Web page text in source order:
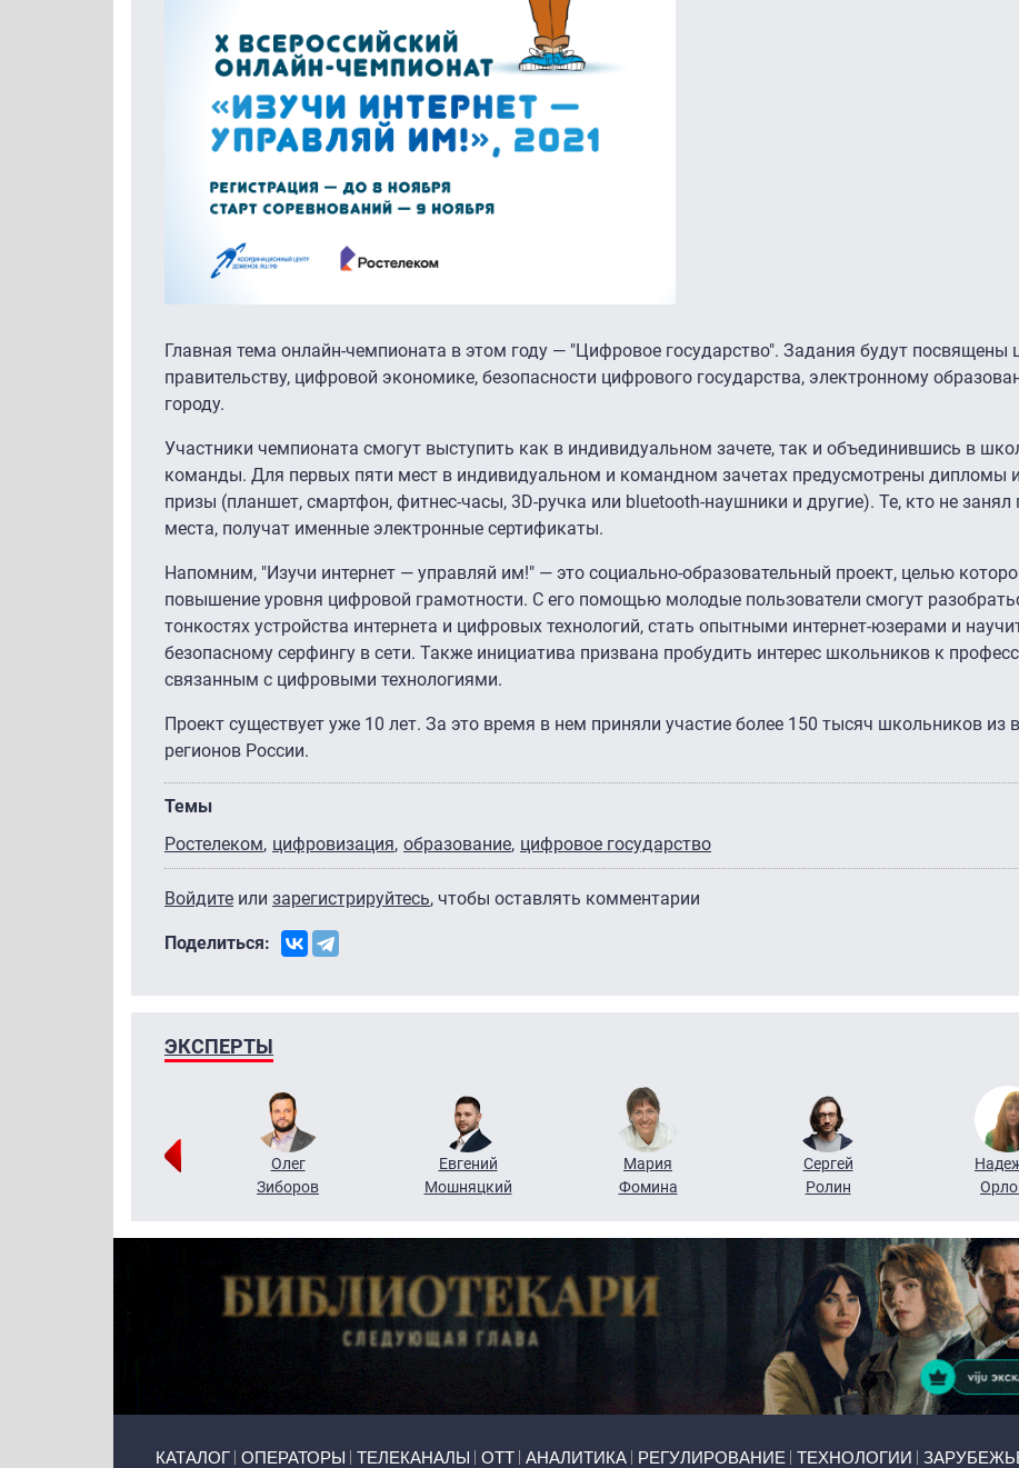
Главная тема онлайн-чемпионата в этом году — "Цифровое государство". Задания будут посвящены
правительству, цифровой экономике, безопасности цифрового государства, электронному
городу.
Участники чемпионата смогут выступить как в индивидуальном зачете, так и объединившись в
команды. Для первых пяти мест в индивидуальном и командном зачетах предусмотрены дипломы
призы (планшет, смартфон, фитнес-часы, 3D-ручка или bluetooth-наушники и другие). Те, кто не занял
места, получат именные электронные сертификаты.
Напомним, "Изучи интернет — управляй им!" — это социально-образовательный проект, целью
повышение уровня цифровой грамотности. С его помощью молодые пользователи смогут
тонкостях устройства интернета и цифровых технологий, стать опытными интернет-юзерами и
безопасному серфингу в сети. Также инициатива призвана пробудить интерес школьников к
связанным с цифровыми технологиями.
Проект существует уже 10 лет. За это время в нем приняли участие более 150 тысяч школьников из
регионов России.
Темы
Ростелеком цифровизация образование цифровое государство
Войдите или зарегистрируйтесь, чтобы оставлять комментарии
Поделиться:
ЭКСПЕРТЫ
Олег
Зиборов
Евгений
Мошняцкий
Мария
Фомина
Сергей
Ролин
КАТАЛОГ ОПЕРАТОРЫ ТЕЛЕКАНАЛЫ ОТТ АНАЛИТИКА РЕГУЛИРОВАНИЕ ТЕХНОЛОГИИ